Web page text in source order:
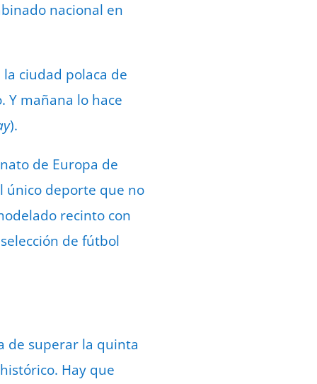
nacional en
ciudad polaca de
Y mañana lo hace
).
de Europa de
único deporte que no
recinto con
de fútbol
de superar la quinta
Hay que